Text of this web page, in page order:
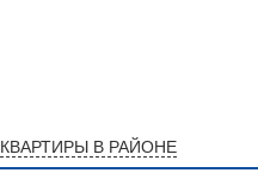
КВАРТИРЫ В РАЙОНЕ